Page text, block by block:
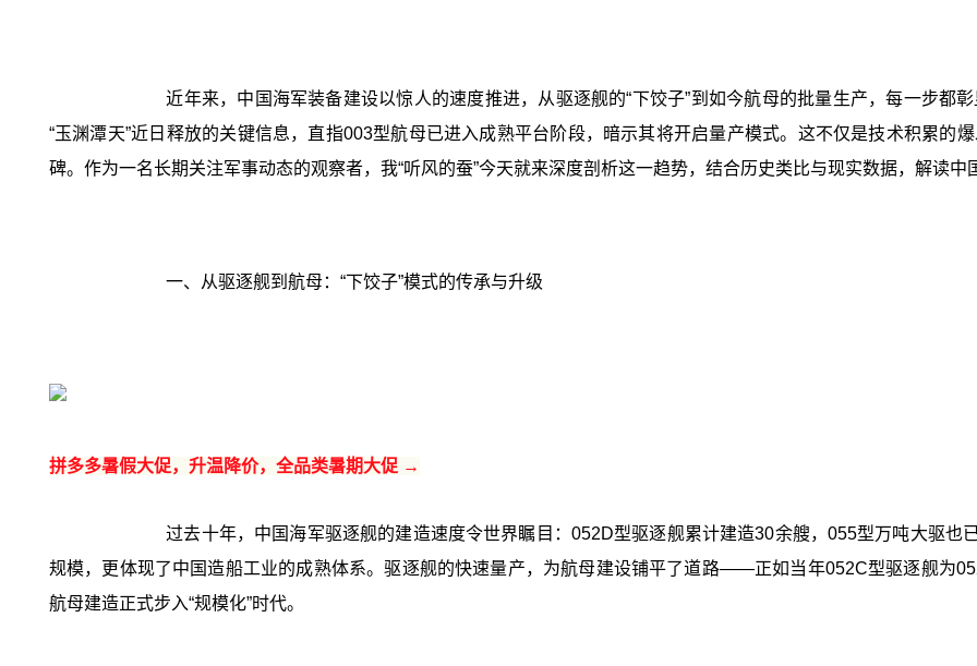
近年来，中国海军装备建设以惊人的速度推进，从驱逐舰的“下饺子”到如今航母的批量生产，每一步都
“玉渊潭天”近日释放的关键信息，直指003型航母已进入成熟平台阶段，暗示其将开启量产模式。这不仅是技术积累的
碑。作为一名长期关注军事动态的观察者，我“听风的蚕”今天就来深度剖析这一趋势，结合历史类比与现实数据，解读
一、从驱逐舰到航母：“下饺子”模式的传承与升级
拼多多暑假大促，升温降价，全品类暑期大促 →
过去十年，中国海军驱逐舰的建造速度令世界瞩目：052D型驱逐舰累计建造30余艘，055型万吨大驱也
规模，更体现了中国造船工业的成熟体系。驱逐舰的快速量产，为航母建设铺平了道路——正如当年052C型驱逐舰为
航母建造正式步入“规模化”时代。